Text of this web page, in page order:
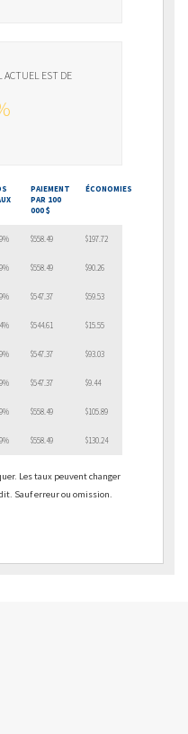
ACTUEL EST DE
PAIEMENT
PAR 100
000 $
ÉCONOMIES
$558.49 $197.72
$558.49 $90.26
$547.37 $59.53
$544.61 $15.55
$547.37 $93.03
$547.37 $9.44
$558.49 $105.89
$558.49 $130.24
Les taux peuvent changer
Sauf erreur ou omission.